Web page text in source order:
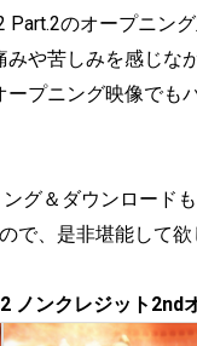
のオープニン
や苦しみを感じな
プニング映像で
ング＆ダウンロー
で、是非堪能して欲
ンクレジット2nd